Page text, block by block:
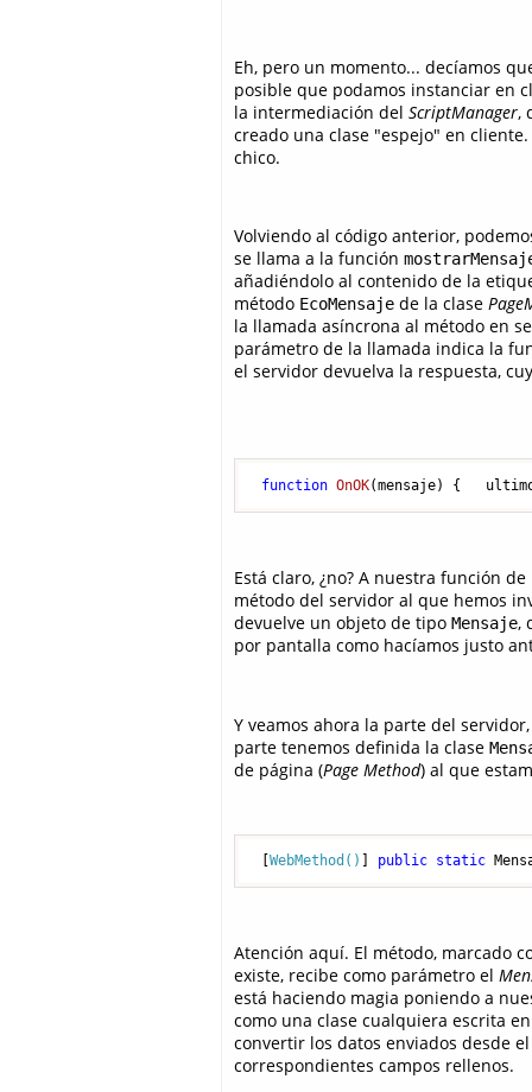
Eh, pero un momento... decíamos
posible que podamos instanciar en
la intermediación del ScriptManager,
creado una clase "espejo" en
chico.
Volviendo al código anterior,
se llama a la función
añadiéndolo al contenido de la
método EcoMensaje de la clase
la llamada asíncrona al método en
parámetro de la llamada indica la
el servidor devuelva la respuesta,
function OnOK(mensaje) {
Está claro, ¿no? A nuestra función
método del servidor al que hemos
devuelve un objeto de tipo Mensaje,
por pantalla como hacíamos justo
Y veamos ahora la parte del
parte tenemos definida la clase
de página (Page Method) al que
WebMethod() public static
Atención aquí. El método, marcado
existe, recibe como parámetro el
está haciendo magia poniendo a
como una clase cualquiera escrita
convertir los datos enviados desde
correspondientes campos rellenos.